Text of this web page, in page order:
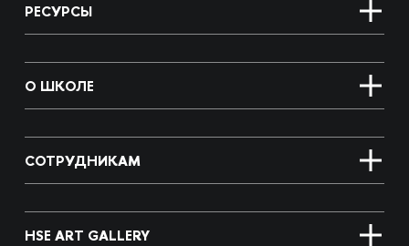
РЕСУРСЫ
О ШКОЛЕ
СОТРУДНИКАМ
HSE ART GALLERY